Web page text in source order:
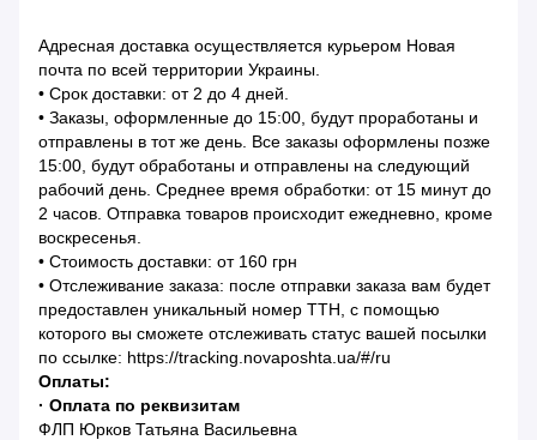
Адресная доставка осуществляется курьером Новая
почта по всей территории Украины.
• Срок доставки: от 2 до 4 дней.
• Заказы, оформленные до 15:00, будут проработаны и
отправлены в тот же день. Все заказы оформлены позже
15:00, будут обработаны и отправлены на следующий
рабочий день. Среднее время обработки: от 15 минут до
2 часов. Отправка товаров происходит ежедневно, кроме
воскресенья.
• Стоимость доставки: от 160 грн
• Отслеживание заказа: после отправки заказа вам будет
предоставлен уникальный номер ТТН, с помощью
которого вы сможете отслеживать статус вашей посылки
по ссылке: https://tracking.novaposhta.ua/#/ru
Оплаты:
· Оплата по реквизитам
ФЛП Юрков Татьяна Васильевна